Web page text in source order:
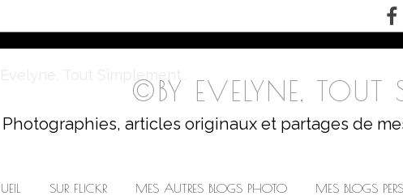
©BY EVELYNE, TOUT
Photographies, articles originaux et partages de
SUR FLICKR MES AUTRES BLOGS PHOTO MES BLOGS